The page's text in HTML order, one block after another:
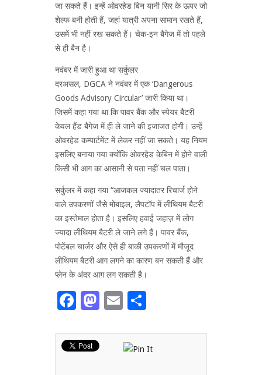
जा सकते हैं। इन्हें ओवरहेड बिन यानी सिर के ऊपर जो
शेल्फ बनी होती हैं, जहां यात्री अपना सामान रखते हैं,
उसमें भी नहीं रख सकते हैं। चेक-इन बैगेज में तो पहले
से ही बैन है।
नवंबर में जारी हुआ था सर्कुलर
दरअसल, DGCA ने नवंबर में एक ‘Dangerous
Goods Advisory Circular’ जारी किया था।
जिसमें कहा गया था कि पावर बैंक और स्पेयर बैटरी
केवल हैंड बैगेज में ही ले जाने की इजाजत होगी। उन्हें
ओवरहेड कम्पार्टमेंट में लेकर नहीं जा सकते। यह नियम
इसलिए बनाया गया क्योंकि ओवरहेड केबिन में होने वाली
किसी भी आग का आसानी से पता नहीं चल पाता।
सर्कुलर में कहा गया “आजकल ज्यादातर रिचार्ज होने
वाले उपकरणों जैसे मोबाइल, लैपटॉप में लीथियम बैटरी
का इस्तेमाल होता है। इसलिए हवाई जहाज़ में लोग
ज्यादा लीथियम बैटरी ले जाने लगे हैं। पावर बैंक,
पोर्टेबल चार्जर और ऐसे ही बाकी उपकरणों में मौजूद
लीथियम बैटरी आग लगने का कारण बन सकती हैं और
प्लेन के अंदर आग लग सकती है।
Facebook
Mastodon
Email